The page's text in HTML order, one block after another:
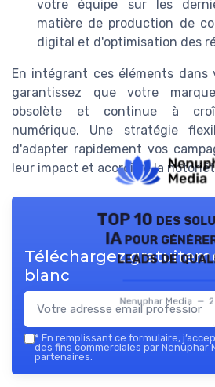
votre équipe sur les
matière de production de
digital et d'optimisation des
En intégrant ces éléments dans
garantissez que votre
obsolète et continue à
numérique. Une stratégie
d'adapter rapidement vos
leur impact et accroître la
TOP 10 des
IA pour
leads de
Nenuphar Media —
Téléchargez
blanc
* En remplissant ce formulaire,
des fins commerciales par Nenuphar
partenaires.